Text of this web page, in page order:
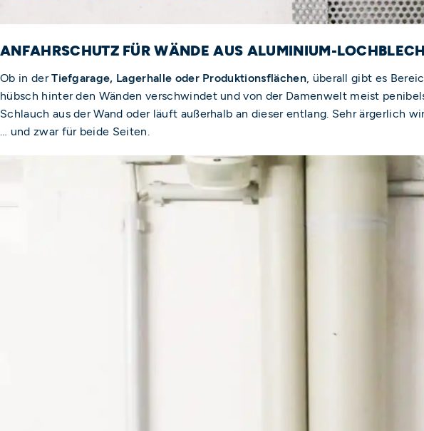
ANFAHRSCHUTZ FÜR WÄNDE AUS ALUMINIUM-LOCHBLECH
Ob in derTiefgarage, Lagerhalle oder Produktionsflächen, überall gibt es
hübsch hinter den Wänden verschwindet und von der Damenwelt meist
Schlauch aus der Wand oder läuft außerhalb an dieser entlang. Sehr ärgerlich
… und zwar für beide Seiten.